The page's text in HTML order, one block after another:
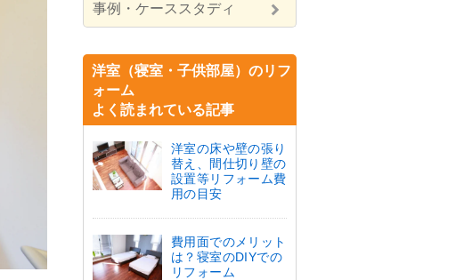
事例・ケーススタディ
洋室（寝室・子供部屋）のリフ
ォーム
よく読まれている記事
洋室の床や壁の張り
替え、間仕切り壁の
設置等リフォーム費
用の目安
費用面でのメリット
は？寝室のDIYでの
リフォーム